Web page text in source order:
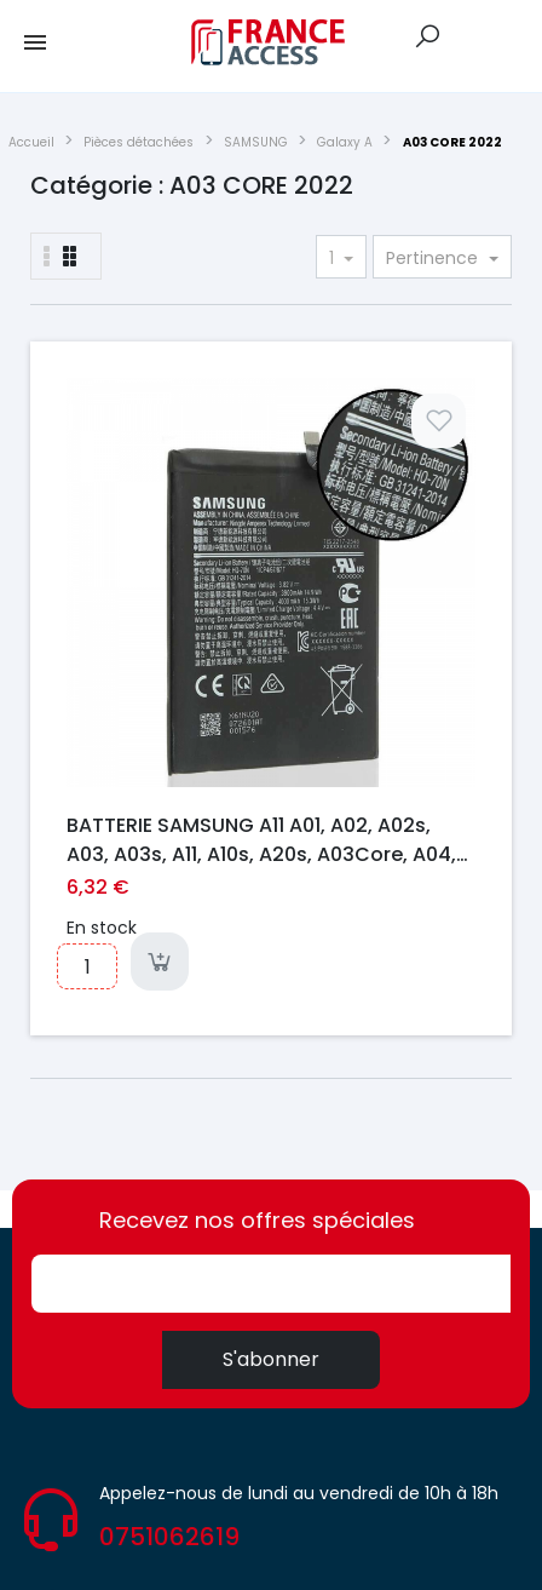
Accueil Pièces détachées SAMSUNG Galaxy A A03 CORE 2022
Catégorie : A03 CORE 2022
1 Pertinence
BATTERIE SAMSUNG A11 A01, A02, A02s,
A03, A03s, A11, A10s, A20s, A03Core, A04,
A03e, M04, A22, 5G, A14, 5G Series
6,32 €
En stock
https://france-
access.fr
https://france-
access.fr
Recevez nos offres spéciales
S'abonner
Appelez-nous de lundi au vendredi de 10h à 18h
0751062619